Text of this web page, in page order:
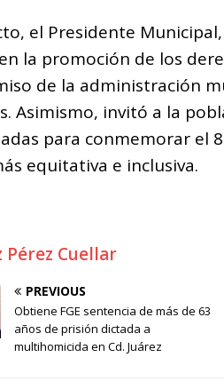
el Presidente
la promoción de los
de la administración
Asimismo, invitó a la
para conmemorar el
equitativa e inclusiva.
Pérez Cuellar
PREVIOUS
Obtiene FGE sentencia de más de 63
años de prisión dictada a
multihomicida en Cd. Juárez